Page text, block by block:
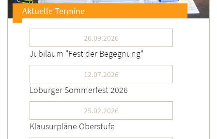
Aktuelle Termine
26.09.2026
Jubiläum "Fest der Begegnung"
12.07.2026
Loburger Sommerfest 2026
25.02.2026
Klausurpläne Oberstufe